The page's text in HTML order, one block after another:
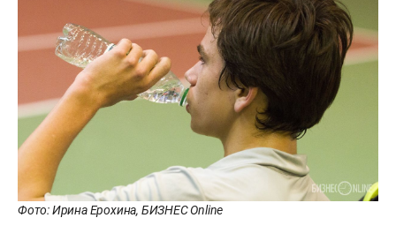
Фото: Ирина Ерохина, БИЗНЕС Online